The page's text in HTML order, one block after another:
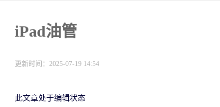
iPad油管
更新时间：2025-07-19 14:54
此文章处于编辑状态